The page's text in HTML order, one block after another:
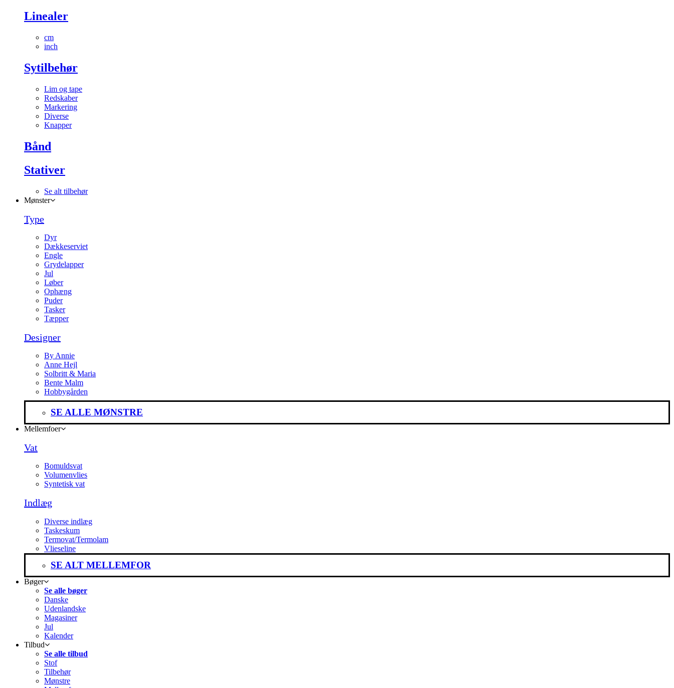
Linealer
cm
inch
Sytilbehør
Lim og tape
Redskaber
Markering
Diverse
Knapper
Bånd
Stativer
Se alt tilbehør
Mønster
Type
Dyr
Dækkeserviet
Engle
Grydelapper
Jul
Løber
Ophæng
Puder
Tasker
Tæpper
Designer
By Annie
Anne Hejl
Solbritt & Maria
Bente Malm
Hobbygården
SE ALLE MØNSTRE
Mellemfoer
Vat
Bomuldsvat
Volumenvlies
Syntetisk vat
Indlæg
Diverse indlæg
Taskeskum
Termovat/Termolam
Vlieseline
SE ALT MELLEMFOR
Bøger
Se alle bøger
Danske
Udenlandske
Magasiner
Jul
Kalender
Tilbud
Se alle tilbud
Stof
Tilbehør
Mønstre